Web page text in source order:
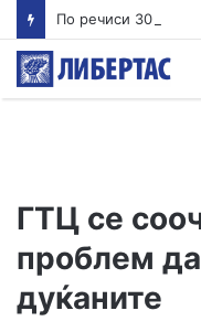
ГТЦ се
проблем
дуќаните